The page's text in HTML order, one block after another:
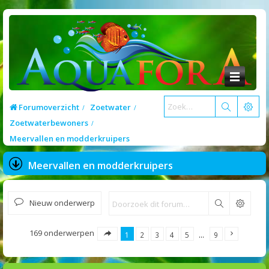
Forumoverzicht
Zoetwater
Zoetwaterbewoners
Meervallen en modderkruipers
Meervallen en modderkruipers
Nieuw onderwerp Zoek
169 onderwerpen 1 2 3 4 5 … 9